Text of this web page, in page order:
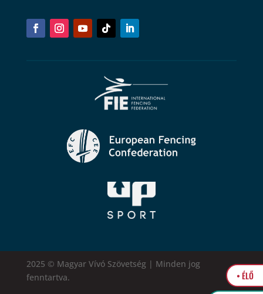
2025 © Magyar Vívó Szövetség | Minden jog
fenntartva.
• ÉLŐ